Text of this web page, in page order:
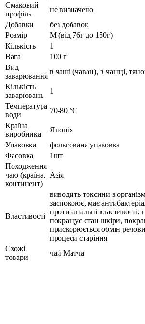
Смаковий
профіль
не визначено
Добавки
без добавок
Розмір
M (від 76г до 150г)
Кількість
1
Вага
100 г
Вид
заварювання
в чаші (чаван), в чашці,
Кількість
заварювань
1
Температура
води
70-80 °C
Країна
виробника
Японія
Упаковка
фольгована упаковка
Фасовка
1шт
Походження
чаю (країна,
континент)
Азія
Властивості
виводить токсини з
заспокоює, має
протизапальні властивості,
покращує стан шкіри,
прискорюється обмін
процеси старіння
Схожі
товари
чай Матча